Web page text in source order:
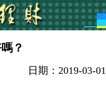
？
日期：2019-03-01